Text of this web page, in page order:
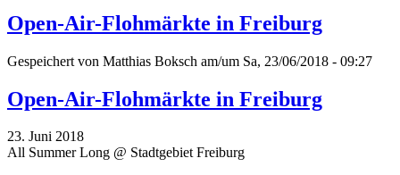
Open-Air-Flohmärkte in Freiburg
Gespeichert von Matthias Boksch am/um Sa, 23/06/2018 - 09:27
Open-Air-Flohmärkte in Freiburg
23. Juni 2018
All Summer Long @ Stadtgebiet Freiburg